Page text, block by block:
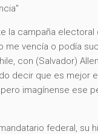
la campaña electoral
me vencía o podía
con (Salvador)
decir que es mejor
imagínense ese
federal, su